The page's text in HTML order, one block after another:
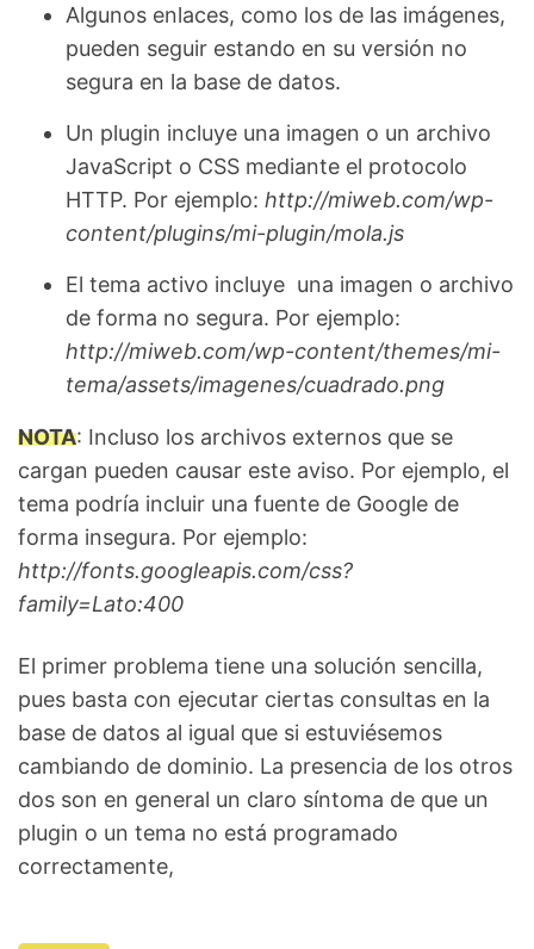
Algunos enlaces, como los de las imágenes,
pueden seguir estando en su versión no
segura en la base de datos.
Un plugin incluye una imagen o un archivo
JavaScript o CSS mediante el protocolo
HTTP. Por ejemplo: http://miweb.com/wp-
content/plugins/mi-plugin/mola.js
El tema activo incluye una imagen o archivo
de forma no segura. Por ejemplo:
http://miweb.com/wp-content/themes/mi-
tema/assets/imagenes/cuadrado.png
NOTA: Incluso los archivos externos que se
cargan pueden causar este aviso. Por ejemplo, el
tema podría incluir una fuente de Google de
forma insegura. Por ejemplo:
http://fonts.googleapis.com/css?
family=Lato:400
El primer problema tiene una solución sencilla,
pues basta con ejecutar ciertas consultas en la
base de datos al igual que si estuviésemos
cambiando de dominio. La presencia de los otros
dos son en general un claro síntoma de que un
plugin o un tema no está programado
correctamente,